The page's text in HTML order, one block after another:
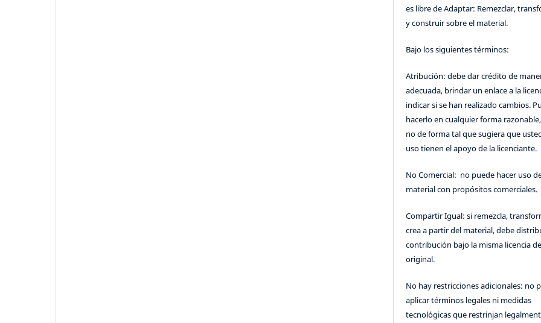
es libre de Adaptar: Remezclar,
y construir sobre el material.
Bajo los siguientes términos:
Atribución: debe dar crédito de
adecuada, brindar un enlace a la
indicar si se han realizado cambios.
hacerlo en cualquier forma
no de forma tal que sugiera que
uso tienen el apoyo de la licenciante.
No Comercial: no puede hacer uso
material con propósitos comerciales.
Compartir Igual: si remezcla,
crea a partir del material, debe
contribución bajo la misma licencia
original.
No hay restricciones adicionales: no
aplicar términos legales ni medidas
tecnológicas que restrinjan